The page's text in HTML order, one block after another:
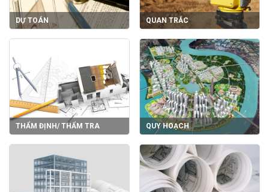
DỰ TOÁN QUAN TRẮC
THẨM ĐỊNH/ THẨM TRA QUY HOẠCH